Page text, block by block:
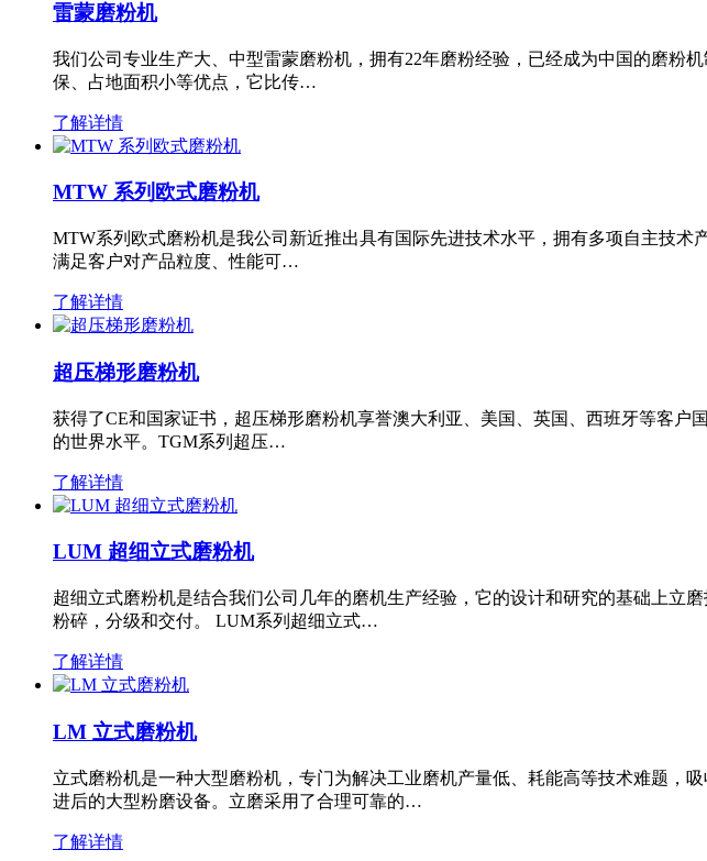
雷蒙磨粉机
我们公司专业生产大、中型雷蒙磨粉机，拥有22年磨粉经验，已经成为中国的磨粉
保、占地面积小等优点，它比传…
了解详情
MTW 系列欧式磨粉机
MTW系列欧式磨粉机是我公司新近推出具有国际先进技术水平，拥有多项自主技
满足客户对产品粒度、性能可…
了解详情
超压梯形磨粉机
获得了CE和国家证书，超压梯形磨粉机享誉澳大利亚、美国、英国、西班牙等客
的世界水平。TGM系列超压…
了解详情
LUM 超细立式磨粉机
超细立式磨粉机是结合我们公司几年的磨机生产经验，它的设计和研究的基础上立
粉碎，分级和交付。 LUM系列超细立式…
了解详情
LM 立式磨粉机
立式磨粉机是一种大型磨粉机，专门为解决工业磨机产量低、耗能高等技术难题，
进后的大型粉磨设备。立磨采用了合理可靠的…
了解详情